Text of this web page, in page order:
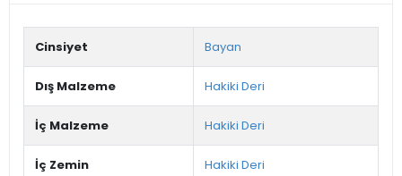
Cinsiyet Bayan
Dış Malzeme Hakiki Deri
İç Malzeme Hakiki Deri
İç Zemin Hakiki Deri